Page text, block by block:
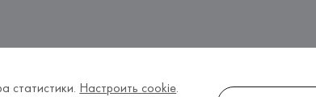
статистики. Настроить cookie.